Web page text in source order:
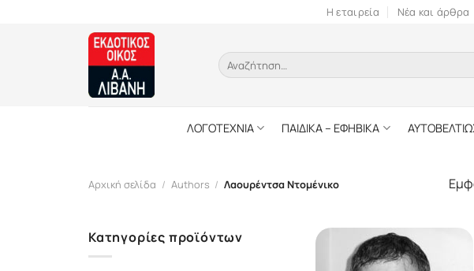
Η εταιρεία Νέα και άρθρα
Αναζήτηση
για:
ΛΟΓΟΤΕΧΝΙΑ ΠΑΙΔΙΚΑ – ΕΦΗΒΙΚΑ
Αρχική σελίδα / Authors / Λαουρέντσα Ντομένικο
Κατηγορίες προϊόντων